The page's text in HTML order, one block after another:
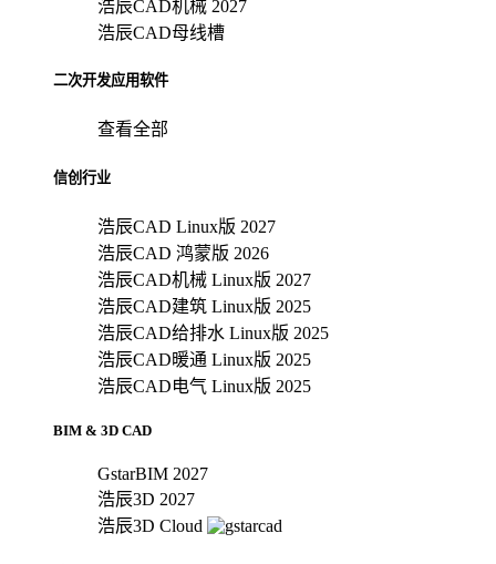
浩辰CAD机械 2027
浩辰CAD母线槽
二次开发应用软件
查看全部
信创行业
浩辰CAD Linux版 2027
浩辰CAD 鸿蒙版 2026
浩辰CAD机械 Linux版 2027
浩辰CAD建筑 Linux版 2025
浩辰CAD给排水 Linux版 2025
浩辰CAD暖通 Linux版 2025
浩辰CAD电气 Linux版 2025
BIM & 3D CAD
GstarBIM 2027
浩辰3D 2027
浩辰3D Cloud